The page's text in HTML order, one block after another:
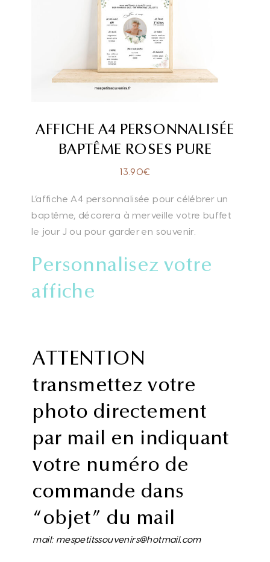
AFFICHE A4 PERSONNALISÉE
BAPTÊME ROSES PURE
13.90€
L’affiche A4 personnalisée pour célébrer un
baptême, décorera à merveille votre buffet
le jour J ou pour garder en souvenir.
Personnalisez votre
affiche
ATTENTION
transmettez votre
photo directement
par mail en indiquant
votre numéro de
commande dans
“objet” du mail
mail: mespetitssouvenirs@hotmail.com